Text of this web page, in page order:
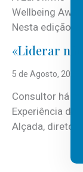
Wellbeing
Nesta edição, a
«Liderar
5 de Agosto, 2026
Consultor há
Experiência do
Alçada, diretor